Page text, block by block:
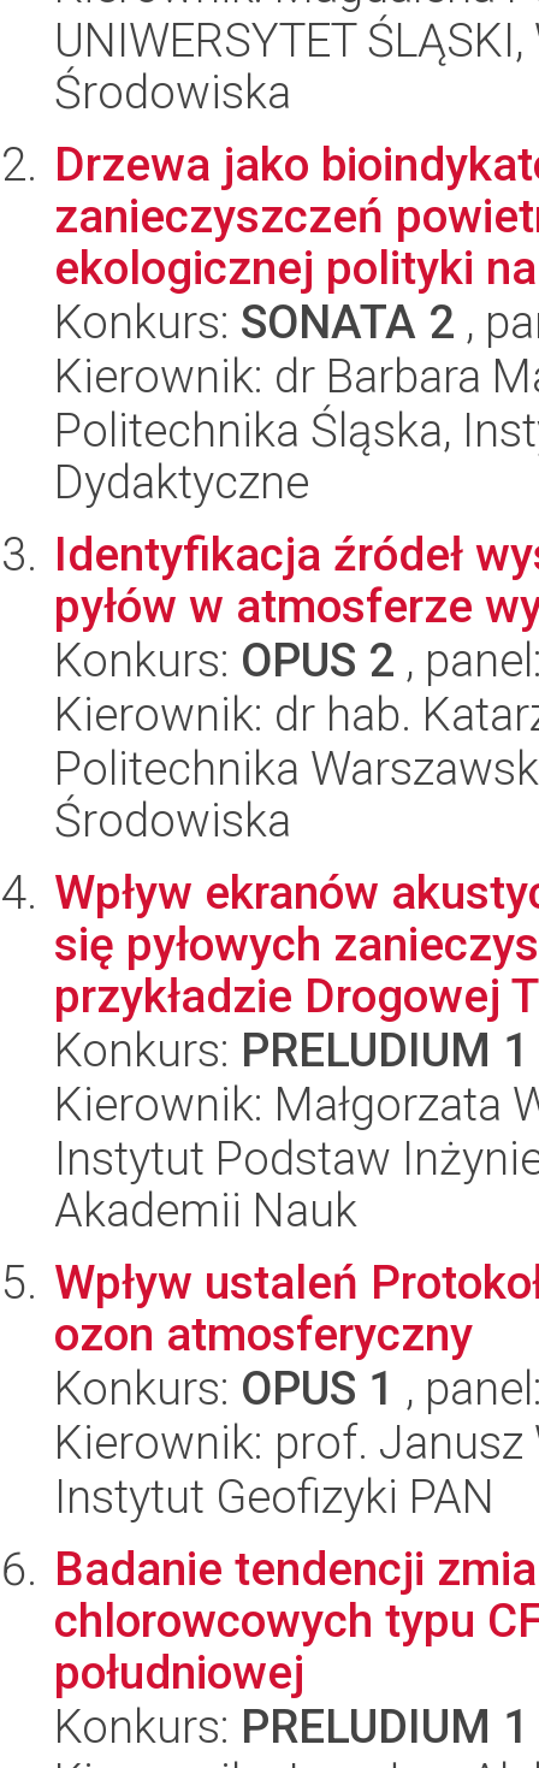
UNIWERSYTET
Środowiska
Drzewa jako
zanieczyszczeń
ekologicznej polityki
Konkurs: SONATA 2 ,
Kierownik: dr Barbara
Politechnika Śląska,
Dydaktyczne
Identyfikacja źródeł
pyłów w atmosferze
Konkurs: OPUS 2 ,
Kierownik: dr hab.
Politechnika
Środowiska
Wpływ ekranów
się pyłowych
przykładzie Drogowej
Konkurs: PRELUDIUM 1
Kierownik: Małgorzata
Instytut Podstaw
Akademii Nauk
Wpływ ustaleń
ozon atmosferyczny
Konkurs: OPUS 1 ,
Kierownik: prof.
Instytut Geofizyki PAN
Badanie tendencji
chlorowcowych typu
południowej
Konkurs: PRELUDIUM 1